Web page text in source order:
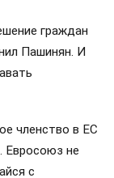
граждан
Пашинян. И
членство в ЕС
Евросоюз не
с